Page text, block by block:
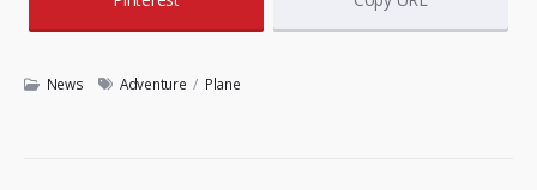
News Adventure / Plane